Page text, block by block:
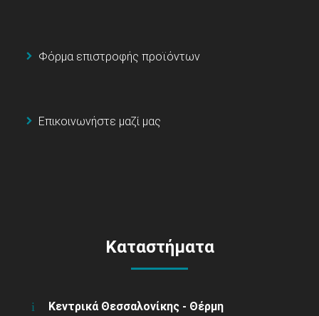
Φόρμα επιστροφής προϊόντων
Επικοινωνήστε μαζί μας
Καταστήματα
Κεντρικά Θεσσαλονίκης - Θέρμη